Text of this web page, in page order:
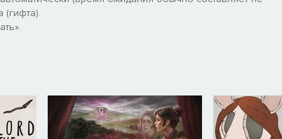
во плоти, отправляется в мир за пределами
сошедшей со страниц романов Достоевского
(гифта).